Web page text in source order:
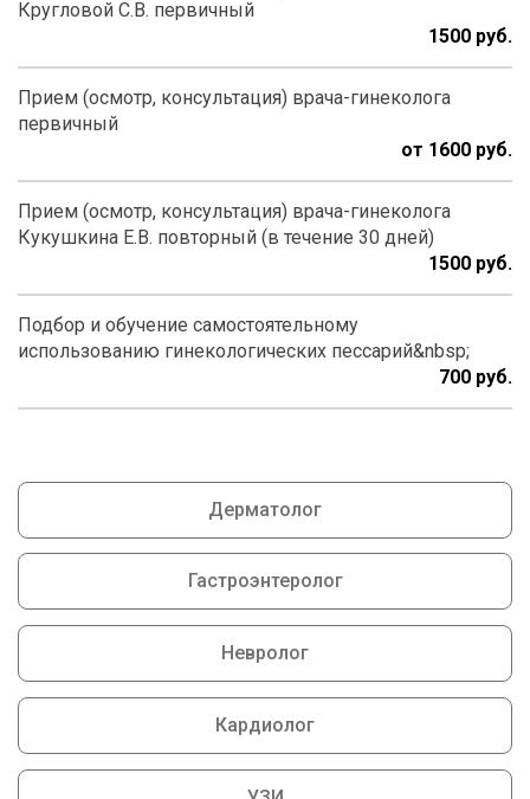
Дерматолог
Гастроэнтеролог
Невролог
Кардиолог
Кругловой С.В. первичный
1500
Прием (осмотр, консультация) врача-гинеколога
первичный
от 1600
Прием (осмотр, консультация) врача-гинеколога
Кукушкина Е.В. повторный (в течение 30 дней)
1500
Подбор и обучение самостоятельному
использованию гинекологических пессарий&nbsp;
700